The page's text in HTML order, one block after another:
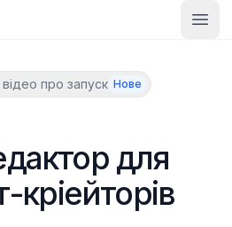
про запуск Нове
для
кріейторів